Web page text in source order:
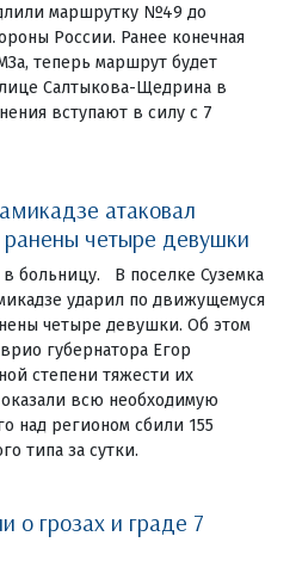
маршрутку №49 до
России. Ранее конечная
теперь маршрут будет
Салтыкова-Щедрина в
вступают в силу с 7
атаковал
ранены четыре девушки
больницу. В поселке Суземка
ударил по движущемуся
четыре девушки. Об этом
губернатора Егор
степени тяжести их
всю необходимую
над регионом сбили 155
типа за сутки.
о грозах и граде 7